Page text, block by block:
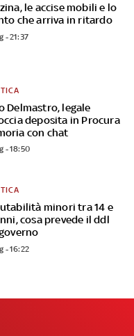
le accise mobili e lo
che arriva in ritardo
- 21:37
Delmastro, legale
deposita in Procura
con chat
- 18:50
minori tra 14 e
cosa prevede il ddl
- 16:22